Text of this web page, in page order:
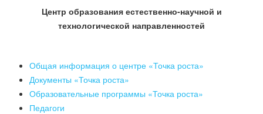
Центр образования естественно-научной и
технологической направленностей
Общая информация о центре «Точка роста»
Документы «Точка роста»
Образовательные программы «Точка роста»
Педагоги